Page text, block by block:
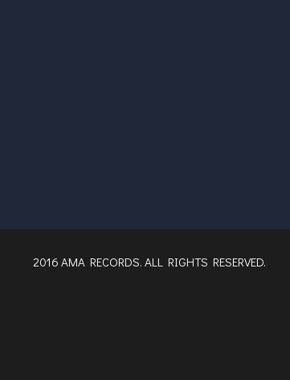
2016 AMA RECORDS. ALL RIGHTS RESERVED.